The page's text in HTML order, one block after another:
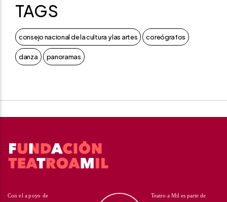
TAGS
consejo nacional de la cultura y las artes coreógrafos
danza panoramas